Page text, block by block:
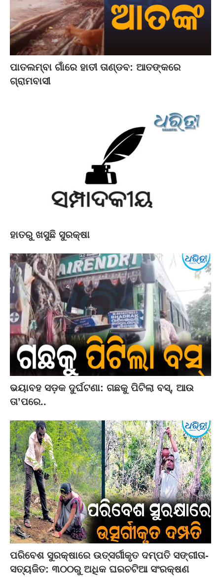
ପାତଲମ୍ବା ଗାଁରେ ହାତୀ ତାଣ୍ଡବ: ଆତଙ୍କରେ
ଗ୍ରାମବାସୀ
ହାତରୁ ଖସୁଛି ସୁରକ୍ଷା
ଭୟାବହ ସଡ଼କ ଦୁର୍ଘଟଣା: ଗଛକୁ ପିଟିଲା ବସ୍‌, ଆଉ
ତା’ପରେ..
ପରିବେଶ ସୁରକ୍ଷାରେ ଉତ୍ସର୍ଗୀକୃତ ଦମ୍ପତି ସଙ୍ଗୀତା-
ସତ୍ୟଜିତ: ୩୦୦ରୁ ଅଧିକ ଘରଚଟିଆ ସଂରକ୍ଷଣ